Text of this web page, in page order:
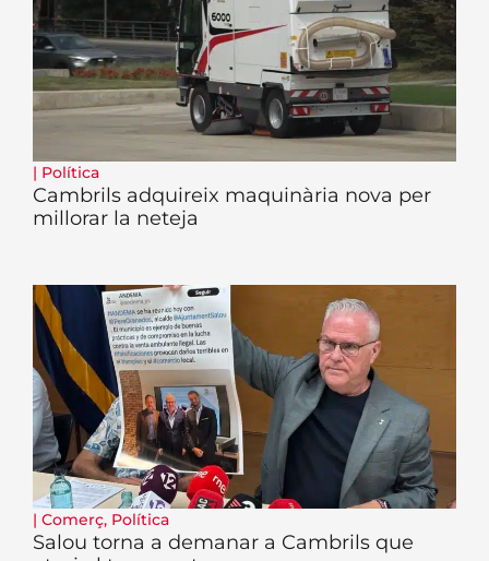
| Política
Cambrils adquireix maquinària nova per
millorar la neteja
| Comerç, Política
Salou torna a demanar a Cambrils que